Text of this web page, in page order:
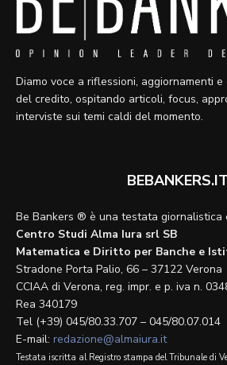
Diamo voce a riflessioni, aggiornamenti
del credito, ospitando articoli, focus,
interviste sui temi caldi del momento.
BEBANKERS.IT
Be Bankers ® è una testata giornalistica
Centro Studi Alma Iura srl SB
Matematica e Diritto per Banche e
Stradone Porta Palio, 66 – 37122 Verona
CCIAA di Verona, reg. impr. e p. iva n.
Rea 340179
Tel (+39) 045/80.33.707 – 045/80.07.014
E-mail: redazione@almaiura.it
Testata iscritta al Registro stampa del Tribunale di